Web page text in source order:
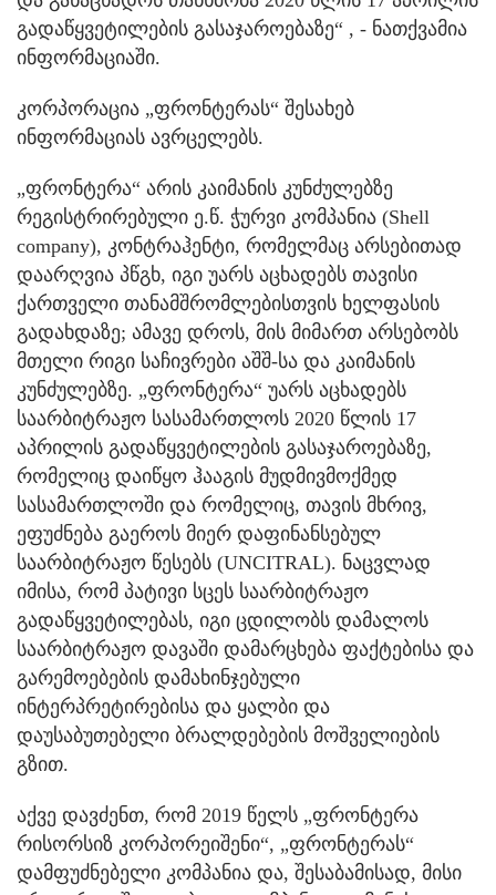
გადაწყვეტილების გასაჯაროებაზე“ , - ნათქვამია
ინფორმაციაში.
კორპორაცია „ფრონტერას“ შესახებ
ინფორმაციას ავრცელებს.
„ფრონტერა“ არის კაიმანის კუნძულებზე
რეგისტრირებული ე.წ. ჭურვი კომპანია (Shell
company), კონტრაჰენტი, რომელმაც არსებითად
დაარღვია პწგხ, იგი უარს აცხადებს თავისი
ქართველი თანამშრომლებისთვის ხელფასის
გადახდაზე; ამავე დროს, მის მიმართ არსებობს
მთელი რიგი საჩივრები აშშ-სა და კაიმანის
კუნძულებზე. „ფრონტერა“ უარს აცხადებს
საარბიტრაჟო სასამართლოს 2020 წლის 17
აპრილის გადაწყვეტილების გასაჯაროებაზე,
რომელიც დაიწყო ჰააგის მუდმივმოქმედ
სასამართლოში და რომელიც, თავის მხრივ,
ეფუძნება გაეროს მიერ დაფინანსებულ
საარბიტრაჟო წესებს (UNCITRAL). ნაცვლად
იმისა, რომ პატივი სცეს საარბიტრაჟო
გადაწყვეტილებას, იგი ცდილობს დამალოს
საარბიტრაჟო დავაში დამარცხება ფაქტებისა და
გარემოებების დამახინჯებული
ინტერპრეტირებისა და ყალბი და
დაუსაბუთებელი ბრალდებების მოშველიების
გზით.
აქვე დავძენთ, რომ 2019 წელს „ფრონტერა
რისორსიზ კორპორეიშენი“, „ფრონტერას“
დამფუძნებელი კომპანია და, შესაბამისად, მისი